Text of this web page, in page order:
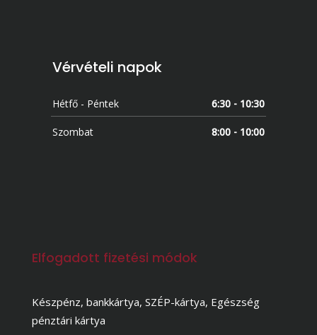
Vérvételi napok
Hétfő - Péntek 6:30 - 10:30
Szombat 8:00 - 10:00
Elfogadott fizetési módok
Készpénz, bankkártya, SZÉP-kártya, Egészség
pénztári kártya